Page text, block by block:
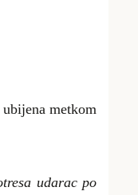
metkom
udarac po